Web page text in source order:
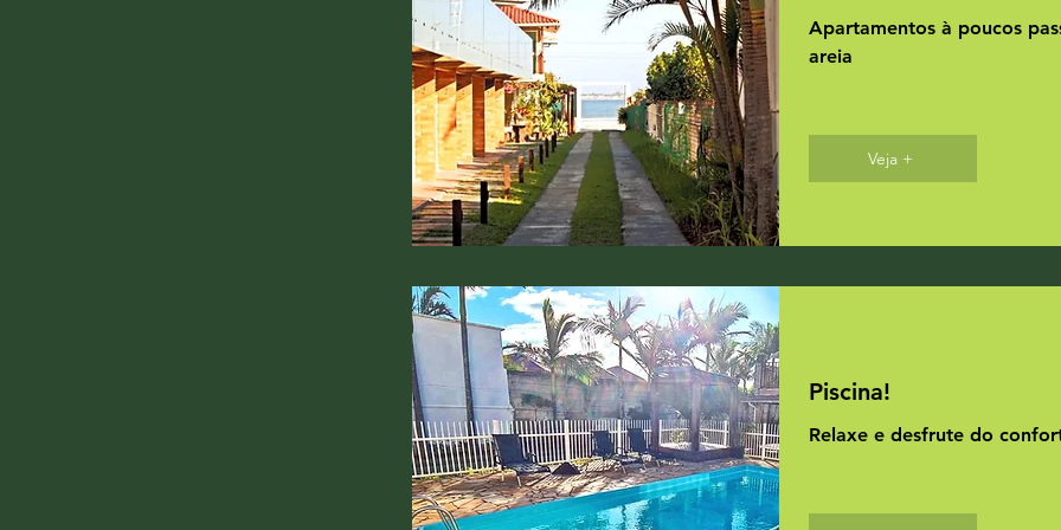
Apartamentos à poucos
areia
Veja +
Piscina!
Relaxe e desfrute do